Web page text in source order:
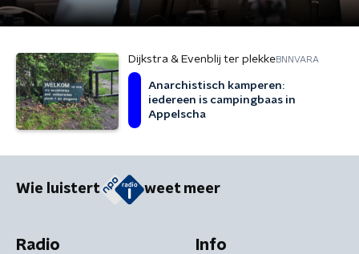
Dijkstra & Evenblij ter plekkeBNNVARA
Anarchistisch kamperen:
iedereen is campingbaas in
Appelscha
Wie luistert weet meer
Radio Info